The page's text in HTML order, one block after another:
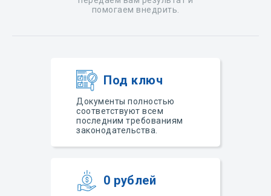
помогаем внедрить.
Документы полностью
соответствуют всем
последним требованиям
законодательства.
Под ключ
0 рублей